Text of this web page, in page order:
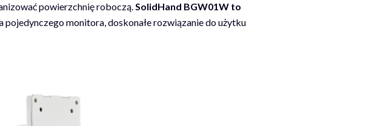
powierzchnię roboczą.SolidHand BGW01W to
monitora, doskonałe rozwiązanie do użytku